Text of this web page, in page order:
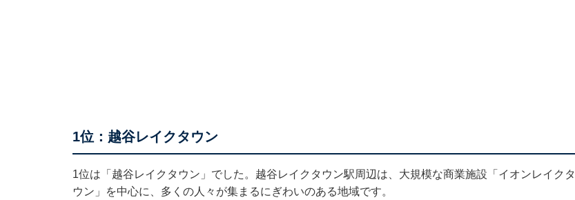
1位：越谷レイクタウン
1位は「越谷レイクタウン」でした。越谷レイクタウン駅周辺は、大規模な商業施設「イオンレイクタ
ウン」を中心に、多くの人々が集まるにぎわいのある地域です。